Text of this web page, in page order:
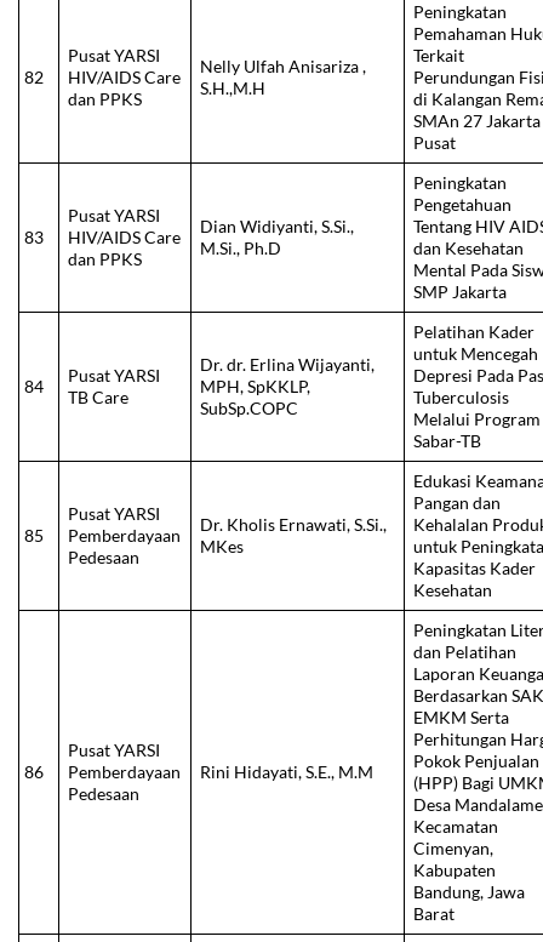
82
Pusat YARSI
HIV/AIDS Care
dan PPKS
Nelly Ulfah Anisariza ,
S.H.,M.H
Peningkatan
Pemahaman
Terkait
Perundungan
di Kalangan
SMAn 27 Jakarta
Pusat
83
Pusat YARSI
HIV/AIDS Care
dan PPKS
Dian Widiyanti, S.Si.,
M.Si., Ph.D
Peningkatan
Pengetahuan
Tentang HIV
dan Kesehatan
Mental Pada
SMP Jakarta
84
Pusat YARSI
TB Care
Dr. dr. Erlina Wijayanti,
MPH, SpKKLP,
SubSp.COPC
Pelatihan Kader
untuk Mencegah
Depresi Pada
Tuberculosis
Melalui Program
Sabar-TB
85
Pusat YARSI
Pemberdayaan
Pedesaan
Dr. Kholis Ernawati, S.Si.,
MKes
Edukasi
Pangan dan
Kehalalan
untuk
Kapasitas Kader
Kesehatan
86
Pusat YARSI
Pemberdayaan
Pedesaan
Rini Hidayati, S.E., M.M
Peningkatan
dan Pelatihan
Laporan
Berdasarkan
EMKM Serta
Perhitungan
Pokok Penjualan
(HPP) Bagi
Desa
Kecamatan
Cimenyan,
Kabupaten
Bandung, Jawa
Barat